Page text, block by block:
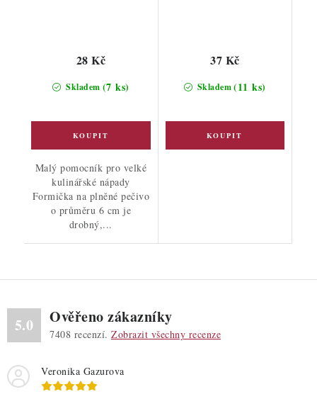
Skladem (7 ks)
28 Kč
Malý pomocník pro velké
kulinářské nápady
Formička na plněné pečivo
o průměru 6 cm je
drobný,...
Skladem(11 ks)
37 Kč
5.0 Ověřeno zákazníky
7408 recenzí. Zobrazit všechny recenze
Veronika Gazurova